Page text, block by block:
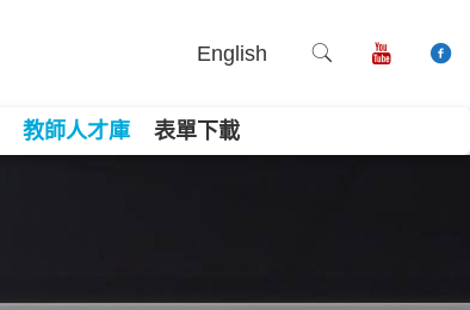
English
教師人才庫 表單下載